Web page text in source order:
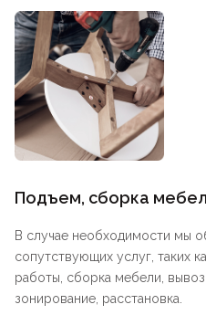
Подъем, сборка
В случае необходимости мы
сопутствующих услуг, таких
работы, сборка мебели,
зонирование, расстановка.